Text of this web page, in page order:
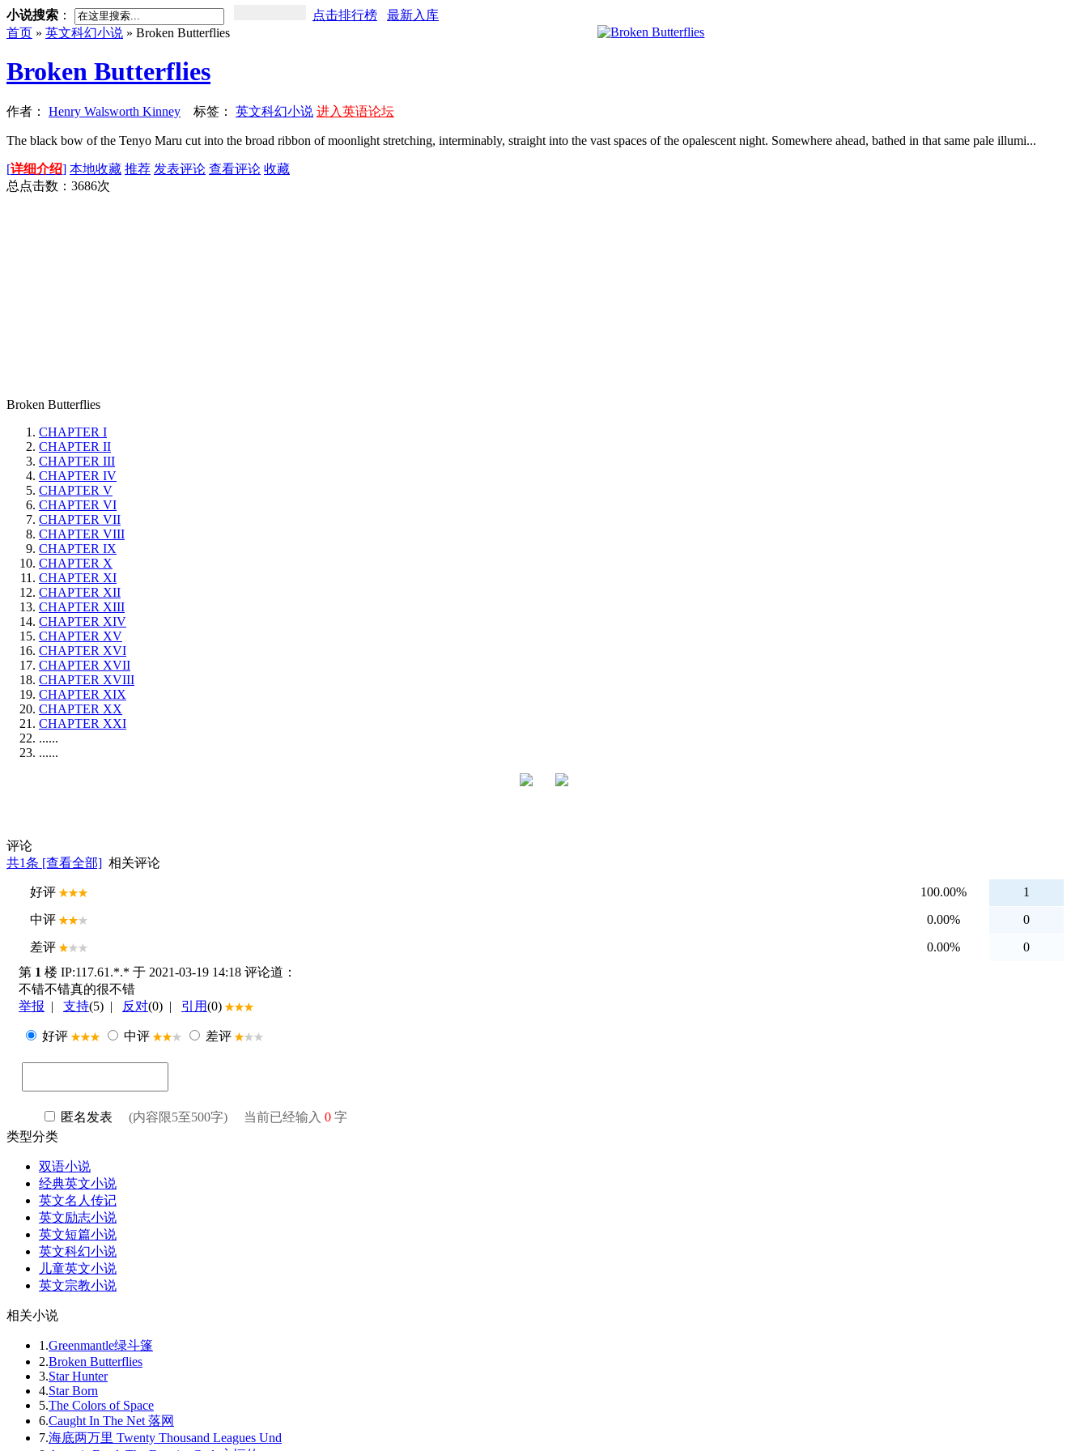
小说搜索 ： 点击排行榜
最新入库
首页 » 英文科幻小说 » Broken Butterflies
Broken Butterflies
作者： Henry Walsworth Kinney 标签： 英文科幻小说 进入英语论坛
The black bow of the Tenyo Maru cut into the broad ribbon of moonlight stretching, interminably, straight into the vast spaces of the opalescent night. Somewhere ahead, bathed in that same pale illumi...
[详细介绍] 本地收藏 推荐 发表评论 查看评论 收藏
总点击数： 3686次
Broken Butterflies
CHAPTER I
CHAPTER II
CHAPTER III
CHAPTER IV
CHAPTER V
CHAPTER VI
CHAPTER VII
CHAPTER VIII
CHAPTER IX
CHAPTER X
CHAPTER XI
CHAPTER XII
CHAPTER XIII
CHAPTER XIV
CHAPTER XV
CHAPTER XVI
CHAPTER XVII
CHAPTER XVIII
CHAPTER XIX
CHAPTER XX
CHAPTER XXI
......
......
评论
共1条 [查看全部] 相关评论
类型分类
双语小说
经典英文小说
英文名人传记
英文励志小说
英文短篇小说
英文科幻小说
儿童英文小说
英文宗教小说
相关小说
1.Greenmantle绿斗篷
2.Broken Butterflies
3.Star Hunter
4.Star Born
5.The Colors of Space
6.Caught In The Net 落网
7.海底两万里 Twenty Thousand Leagues Und